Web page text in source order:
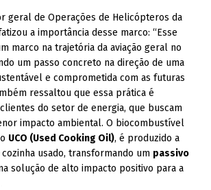
geral de Operações de Helicópteros da
a importância desse marco: “Esse
marco na trajetória da aviação geral no
um passo concreto na direção de uma
e comprometida com as futuras
ressaltou que essa prática é
do setor de energia, que buscam
impacto ambiental. O biocombustível
UCO (Used Cooking Oil), é produzido a
usado, transformando um passivo
solução de alto impacto positivo para a